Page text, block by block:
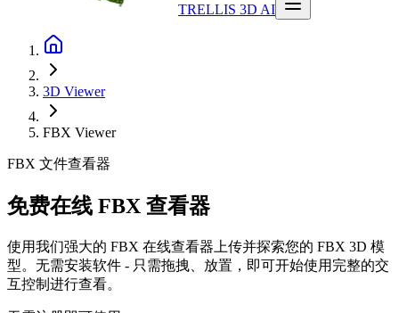
TRELLIS 3D AI
3D Viewer
FBX Viewer
FBX 文件查看器
免费在线 FBX 查看器
使用我们强大的 FBX 在线查看器上传并探索您的 FBX 3D 模
型。无需安装软件 - 只需拖拽、放置，即可开始使用完整的交
互控制进行查看。